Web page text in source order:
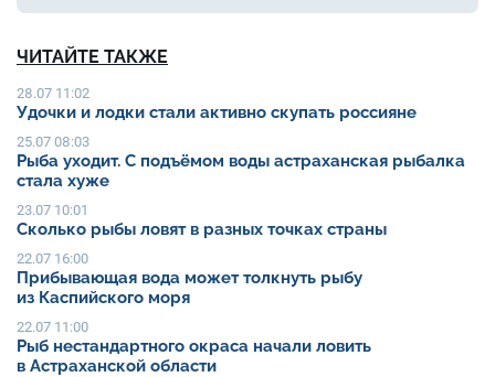
ЧИТАЙТЕ ТАКЖЕ
28.07 11:02
Удочки и лодки стали активно скупать россияне
25.07 08:03
Рыба уходит. С подъёмом воды астраханская рыбалка
стала хуже
23.07 10:01
Сколько рыбы ловят в разных точках страны
22.07 16:00
Прибывающая вода может толкнуть рыбу
из Каспийского моря
22.07 11:00
Рыб нестандартного окраса начали ловить
в Астраханской области